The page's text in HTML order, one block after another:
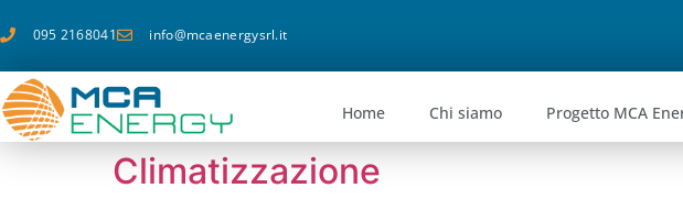
095 2168041 info@mcaenergysrl.it
Home Chi siamo Progetto MCA
Climatizzazione